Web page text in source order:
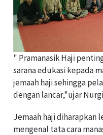
" Pramanasik Haji
sarana edukasi kepada
jemaah haji sehingga
dengan lancar,"ujar
Jemaah haji diharapkan
mengenal tata cara